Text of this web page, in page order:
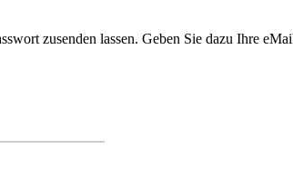
zusenden lassen. Geben Sie dazu Ihre